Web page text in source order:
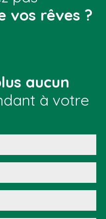
vos rêves ?
aucun
à votre